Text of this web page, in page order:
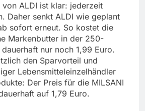
von ALDI ist klar: jederzeit
Daher senkt ALDI wie geplant
sofort erneut. So kostet die
Markenbutter in der 250-
nur noch 1,99 Euro.
den Sparvorteil und
Lebensmitteleinzelhändler
Der Preis für die MILSANI
auf 1,79 Euro.